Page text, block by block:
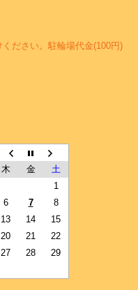
ださい。駐輪場代金(100円)
木 金
土
1
6 7
8
13 14
15
20 21
22
27 28
29